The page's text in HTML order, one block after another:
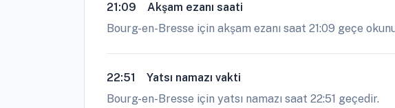
21:09
Akşam ezanı saati
Bourg-en-Bresse için akşam ezanı saat 21:09 geçe
22:51
Yatsı namazı vakti
Bourg-en-Bresse için yatsı namazı saat 22:51 geçedir.